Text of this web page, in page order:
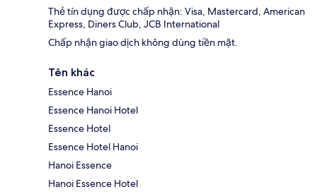
Thẻ tín dụng được chấp nhận: Visa, Mastercard, American
Express, Diners Club, JCB International
Chấp nhận giao dịch không dùng tiền mặt.
Tên khác
Essence Hanoi
Essence Hanoi Hotel
Essence Hotel
Essence Hotel Hanoi
Hanoi Essence
Hanoi Essence Hotel